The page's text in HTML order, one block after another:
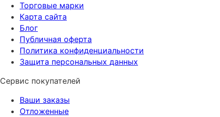
Торговые марки
Карта сайта
Блог
Публичная оферта
Политика конфиденциальности
Защита персональных данных
Сервис покупателей
Ваши заказы
Отложенные